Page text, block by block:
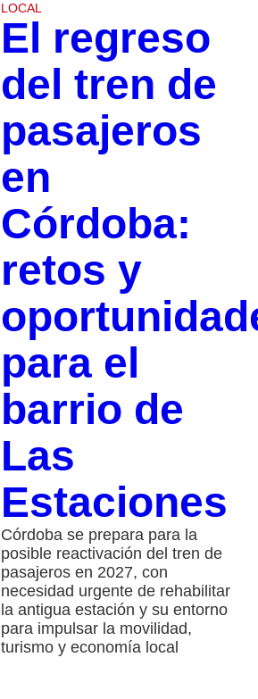
LOCAL
El regreso
del tren de
pasajeros
en
Córdoba:
retos y
para el
barrio de
Las
Estaciones
Córdoba se prepara para la
posible reactivación del tren de
pasajeros en 2027, con
necesidad urgente de rehabilitar
la antigua estación y su entorno
para impulsar la movilidad,
turismo y economía local